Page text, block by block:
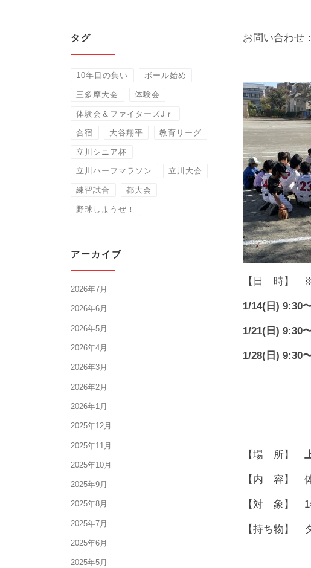
お問い合わせ
【日 時】
1/14(日) 9:30
1/21(日) 9:30
1/28(日) 9:30
【場 所】
【内 容】 体
【対 象】 1
【持ち物】
タグ
10年目の集い ボール始め
三多摩大会 体験会
体験会＆ファイターズJｒ
合宿 大谷翔平 教育リーグ
立川シニア杯
立川ハーフマラソン 立川大会
練習試合 都大会
野球しようぜ！
アーカイブ
2026年7月
2026年6月
2026年5月
2026年4月
2026年3月
2026年2月
2026年1月
2025年12月
2025年11月
2025年10月
2025年9月
2025年8月
2025年7月
2025年6月
2025年5月